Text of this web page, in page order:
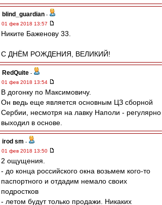
blind_guardian -
01 фев 2018 13:57
Никите Баженову 33.
С ДНЁМ РОЖДЕНИЯ, ВЕЛИКИЙ!
RedQuite -
01 фев 2018 13:54
В догонку по Максимовичу.
Он ведь еще является основным ЦЗ сборной
Сербии, несмотря на лавку Наполи - регулярно
выходил в основе.
irod sm -
01 фев 2018 13:50
2 ощущения.
- до конца российского окна возьмем кого-то
паспортного и отдадим немало своих
подростков
- летом будут только продажи. Никаких